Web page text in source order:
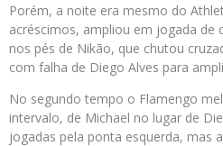
Porém, a noite era mesmo do
acréscimos, ampliou em jogada de
nos pés de Nikão, que chutou
com falha de Diego Alves para
No segundo tempo o Flamengo
intervalo, de Michael no lugar de
jogadas pela ponta esquerda, mas